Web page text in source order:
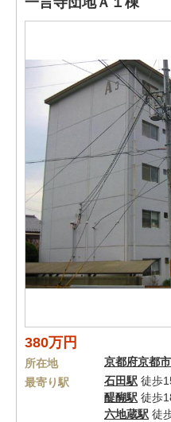
380万円
所在地 京都府京都
最寄り駅
石田駅 徒歩
醍醐駅 徒歩
六地蔵駅 徒